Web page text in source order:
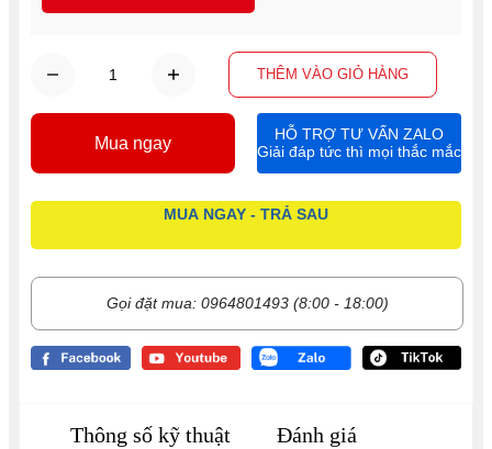
THÊM VÀO GIỎ HÀNG
MUA NGAY - TRẢ SAU
Gọi đặt mua: 0964801493 (8:00 - 18:00)
Mua ngay
HỖ TRỢ TƯ VẤN ZALO
Giải đáp tức thì mọi thắc mắc
Thông số kỹ thuật Đánh giá